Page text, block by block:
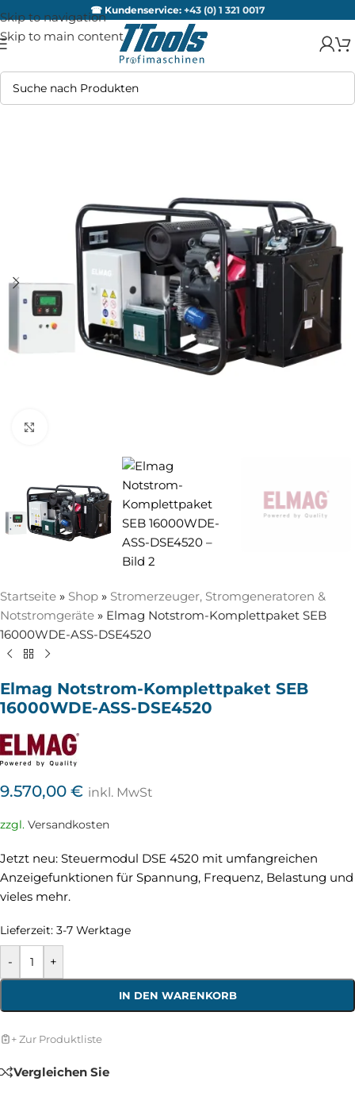
Skip to navigation
Skip to main content
☎ Kundenservice: +43 (0) 1 321 0017
Startseite » Shop » Stromerzeuger, Stromgeneratoren &
Notstromgeräte » Elmag Notstrom-Komplettpaket SEB
16000WDE-ASS-DSE4520
Elmag Notstrom-Komplettpaket SEB
16000WDE-ASS-DSE4520
9.570,00 € inkl. MwSt
zzgl. Versandkosten
Jetzt neu: Steuermodul DSE 4520 mit umfangreichen
Anzeigefunktionen für Spannung, Frequenz, Belastung und
vieles mehr.
Lieferzeit: 3-7 Werktage
- +
IN DEN WARENKORB
+ Zur Produktliste
Vergleichen Sie